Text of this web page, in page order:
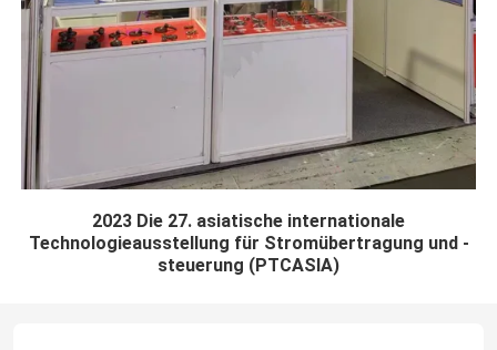
2023 Die 27. asiatische internationale
Technologieausstellung für Stromübertragung und -
steuerung (PTCASIA)